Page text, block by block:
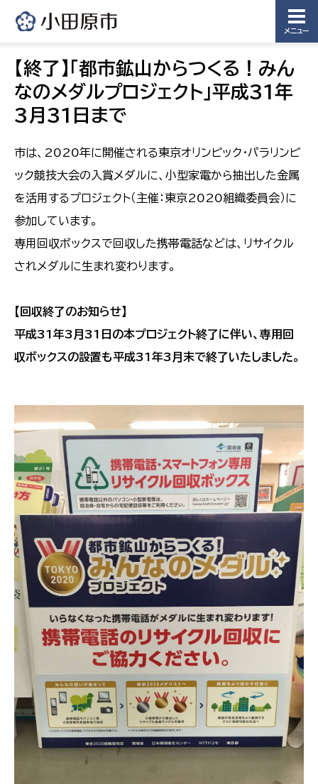
メニュー
【終了】「都市鉱山からつくる！みん
なのメダルプロジェクト」平成31年
3月31日まで
市は、2020年に開催される東京オリンピック・パラリンピ
ック競技大会の入賞メダルに、小型家電から抽出した金属
を活用するプロジェクト（主催：東京2020組織委員会）に
参加しています。
専用回収ボックスで回収した携帯電話などは、リサイクル
されメダルに生まれ変わります。
【回収終了のお知らせ】
平成31年3月31日の本プロジェクト終了に伴い、専用回
収ボックスの設置も平成31年3月末で終了いたしました。